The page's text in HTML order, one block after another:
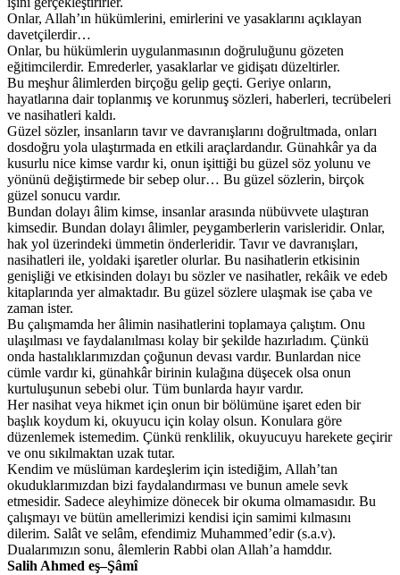
Onlar, Allah’ın hükümlerini, emirlerini ve yasaklarını açıklayan
davetçilerdir…
Onlar, bu hükümlerin uygulanmasının doğruluğunu gözeten
eğitimcilerdir. Emrederler, yasaklarlar ve gidişatı düzeltirler.
Bu meşhur âlimlerden birçoğu gelip geçti. Geriye onların,
hayatlarına dair toplanmış ve korunmuş sözleri, haberleri, tecrübeleri
ve nasihatleri kaldı.
Güzel sözler, insanların tavır ve davranışlarını doğrultmada, onları
dosdoğru yola ulaştırmada en etkili araçlardandır. Günahkâr ya da
kusurlu nice kimse vardır ki, onun işittiği bu güzel söz yolunu ve
yönünü değiştirmede bir sebep olur… Bu güzel sözlerin, birçok
güzel sonucu vardır.
Bundan dolayı âlim kimse, insanlar arasında nübüvvete ulaştıran
kimsedir. Bundan dolayı âlimler, peygamberlerin varisleridir. Onlar,
hak yol üzerindeki ümmetin önderleridir. Tavır ve davranışları,
nasihatleri ile, yoldaki işaretler olurlar. Bu nasihatlerin etkisinin
genişliği ve etkisinden dolayı bu sözler ve nasihatler, rekâik ve edeb
kitaplarında yer almaktadır. Bu güzel sözlere ulaşmak ise çaba ve
zaman ister.
Bu çalışmamda her âlimin nasihatlerini toplamaya çalıştım. Onu
ulaşılması ve faydalanılması kolay bir şekilde hazırladım. Çünkü
onda hastalıklarımızdan çoğunun devası vardır. Bunlardan nice
cümle vardır ki, günahkâr birinin kulağına düşecek olsa onun
kurtuluşunun sebebi olur. Tüm bunlarda hayır vardır.
Her nasihat veya hikmet için onun bir bölümüne işaret eden bir
başlık koydum ki, okuyucu için kolay olsun. Konulara göre
düzenlemek istemedim. Çünkü renklilik, okuyucuyu harekete geçirir
ve onu sıkılmaktan uzak tutar.
Kendim ve müslüman kardeşlerim için istediğim, Allah’tan
okuduklarımızdan bizi faydalandırması ve bunun amele sevk
etmesidir. Sadece aleyhimize dönecek bir okuma olmamasıdır. Bu
çalışmayı ve bütün amellerimizi kendisi için samimi kılmasını
dilerim. Salât ve selâm, efendimiz Muhammed’edir (s.a.v).
Dualarımızın sonu, âlemlerin Rabbi olan Allah’a hamddır.
Salih Ahmed eş–Şâmî